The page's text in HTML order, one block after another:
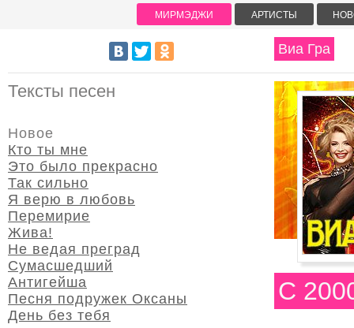
Виа Гра
С
Тексты песен
Новое
Кто ты мне
Это было прекрасно
Так сильно
Я верю в любовь
Перемирие
Жива!
Не ведая преград
Сумасшедший
Антигейша
Песня подружек Оксаны
День без тебя
МИРМЭДЖИ АРТИСТЫ